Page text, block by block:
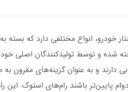
خودرو، انواع مختلفی دارد که بسته
شده و توسط تولیدکنندگان اصلی
دارند و به عنوان گزینه‌های مقرون
پایین‌تر باشند.رام‌های استوک: